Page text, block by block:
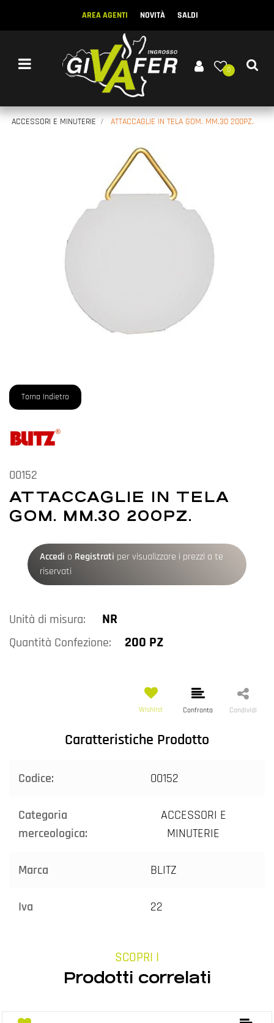
AREA AGENTI NOVITÀ SALDI
Open menu
0
ACCESSORI E MINUTERIE ATTACCAGLIE IN TELA GOM. MM.30 200PZ.
Torna Indietro
00152
ATTACCAGLIE IN TELA
GOM. MM.30 200PZ.
Accedi o Registrati per visualizzare i prezzi a te
riservati
Unità di misura: NR
Quantità Confezione: 200 PZ
Wishlist Confronta Condividi
Caratteristiche Prodotto
Codice: 00152
Categoria
merceologica:
ACCESSORI E
MINUTERIE
Marca BLITZ
Iva 22
SCOPRI I
Prodotti correlati